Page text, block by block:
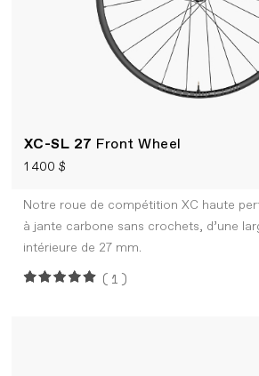
XC-SL 27 Front Wheel
1 400 $
Notre roue de compétition XC haute
à jante carbone sans crochets, d’une
intérieure de 27 mm.
(1)